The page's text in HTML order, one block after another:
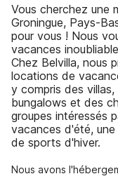
Vous cherchez une
Groningue, Pays-
pour vous ! Nous
vacances
Chez Belvilla, nous
locations de
y compris des
bungalows et des
groupes intéressés
vacances d'été,
de sports d'hiver.
Nous avons